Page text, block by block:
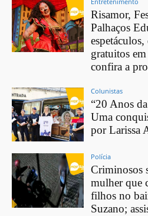
Risamor,
Palhaços
gratuitos
confira a
Colunistas
“20 Anos
Uma
por Larissa
Polícia
Criminosos
mulher que
filhos no
Suzano;